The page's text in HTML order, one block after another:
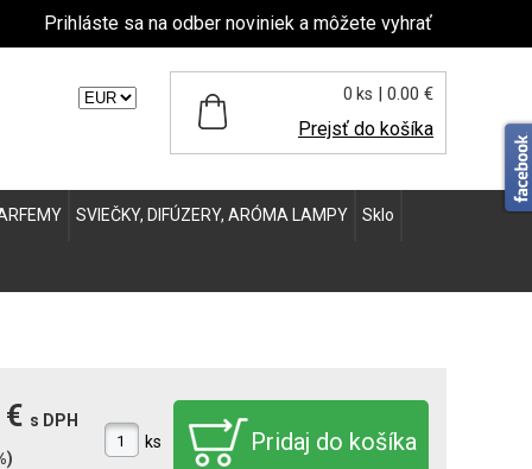
Prihláste sa na odber noviniek a môžete vyhrať
0 ks | 0.00 €
Prejsť do košíka
SVIEČKY, DIFÚZERY, ARÓMA LAMPY Sklo
€ s DPH
ks